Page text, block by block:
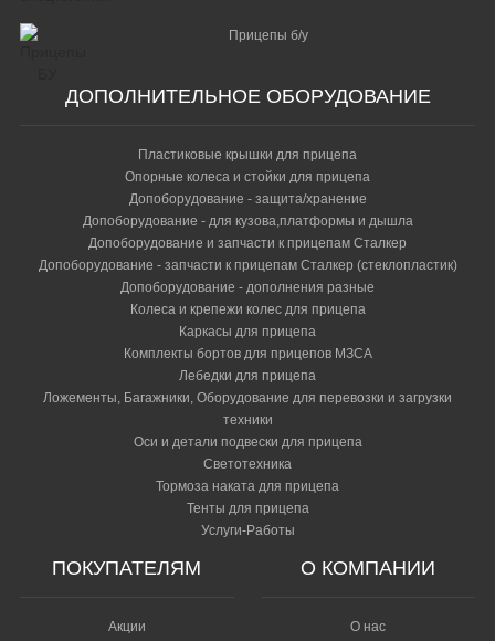
Прицепы б/у
ДОПОЛНИТЕЛЬНОЕ ОБОРУДОВАНИЕ
Пластиковые крышки для прицепа
Опорные колеса и стойки для прицепа
Допоборудование - защита/хранение
Допоборудование - для кузова,платформы и дышла
Допоборудование и запчасти к прицепам Сталкер
Допоборудование - запчасти к прицепам Сталкер (стеклопластик)
Допоборудование - дополнения разные
Колеса и крепежи колес для прицепа
Каркасы для прицепа
Комплекты бортов для прицепов МЗСА
Лебедки для прицепа
Ложементы, Багажники, Оборудование для перевозки и загрузки
техники
Оси и детали подвески для прицепа
Светотехника
Тормоза наката для прицепа
Тенты для прицепа
Услуги-Работы
ПОКУПАТЕЛЯМ
Акции
О КОМПАНИИ
О нас